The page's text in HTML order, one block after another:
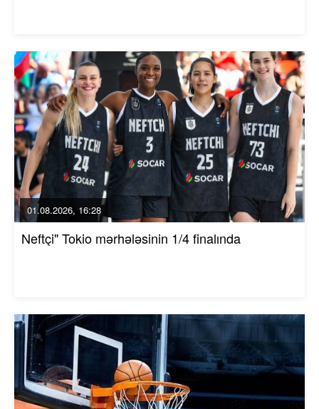
01.08.2026, 16:28
Neftçi" Tokio mərhələsinin 1/4 finalında